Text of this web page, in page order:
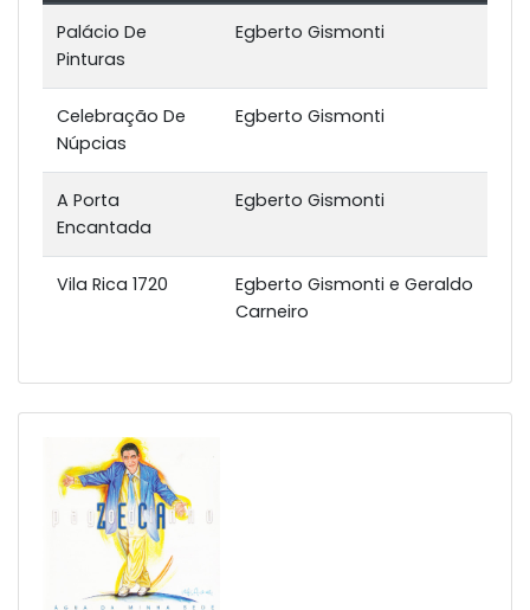
Palácio De
Pinturas
Egberto Gismonti
Celebração De
Núpcias
Egberto Gismonti
A Porta
Encantada
Egberto Gismonti
Vila Rica 1720
Egberto Gismonti e Geraldo
Carneiro